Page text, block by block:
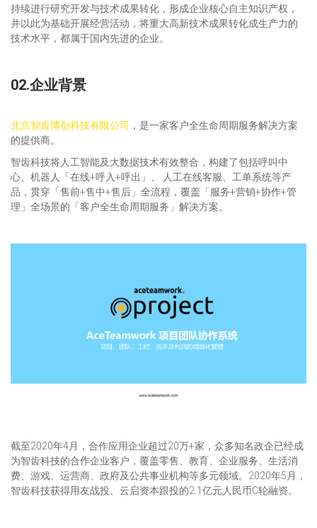
持续进行研究开发与技术成果转化，形成企业核心自主知识产权，
并以此为基础开展经营活动，将重大高新技术成果转化成生产力的
技术水平，都属于国内先进的企业。
02.企业背景
北京智齿博创科技有限公司 ，是一家客户全生命周期服务解决方案
的提供商。
智齿科技将人工智能及大数据技术有效整合，构建了包括呼叫中
心、机器人「在线+呼入+呼出」、 人工在线客服、工单系统等产
品，贯穿「售前+售中+售后」全流程，覆盖「服务+营销+协作+管
理」全场景的「客户全生命周期服务」解决方案。
截至2020年4月，合作应用企业超过20万+家，众多知名政企已经成
为智齿科技的合作企业客户，覆盖零售、教育、企业服务、生活消
费、游戏、运营商、政府及公共事业机构等多元领域。2020年5月，
智齿科技获得用友战投、云启资本跟投的2.1亿元人民币C轮融资。